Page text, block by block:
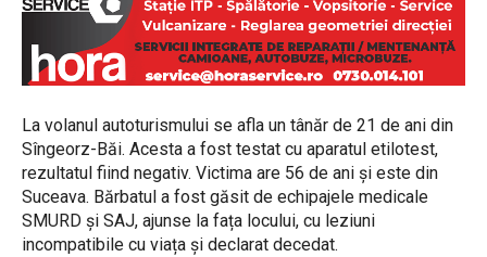
La volanul autoturismului se afla un tânăr de 21 de ani din
Sîngeorz-Băi. Acesta a fost testat cu aparatul etilotest,
rezultatul fiind negativ. Victima are 56 de ani și este din
Suceava. Bărbatul a fost găsit de echipajele medicale
SMURD și SAJ, ajunse la fața locului, cu leziuni
incompatibile cu viața și declarat decedat.